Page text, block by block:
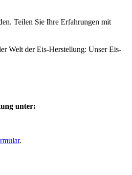
Teilen Sie Ihre Erfahrungen mit
Welt der Eis-Herstellung: Unser Eis-
unter:
.